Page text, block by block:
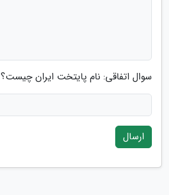
سوال اتفاقی: نام پایتخت ایران چیست؟
ارسال